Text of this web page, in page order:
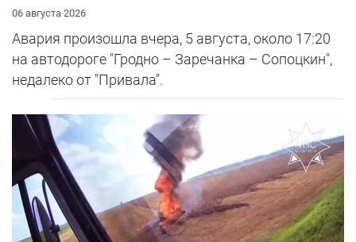
06 августа 2026
Авария произошла вчера, 5 августа, около 17:20
на автодороге "Гродно – Заречанка – Сопоцкин",
недалеко от "Привала".